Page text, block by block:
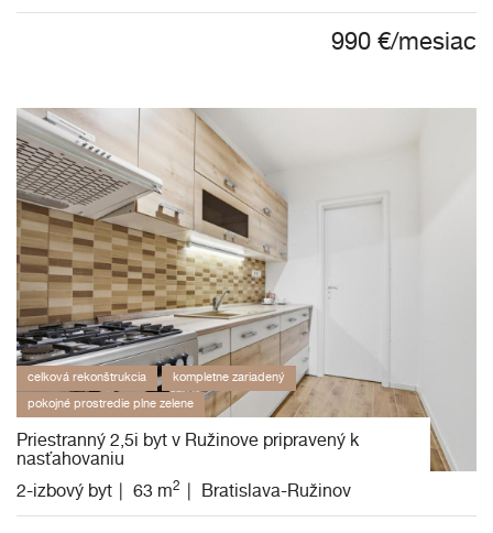
990 €/mesiac
Priestranný 2,5i byt v Ružinove pripravený k
nasťahovaniu
celková rekonštrukcia kompletne zariadený
pokojné prostredie plne zelene
2-izbový byt 63 m2 Bratislava-Ružinov